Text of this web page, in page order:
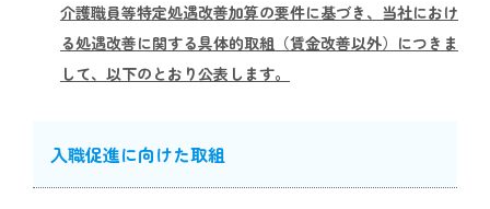
介護職員等特定処遇改善加算の要件に基づき、当社におけ
る処遇改善に関する具体的取組（賃金改善以外）につきま
して、以下のとおり公表します。
入職促進に向けた取組